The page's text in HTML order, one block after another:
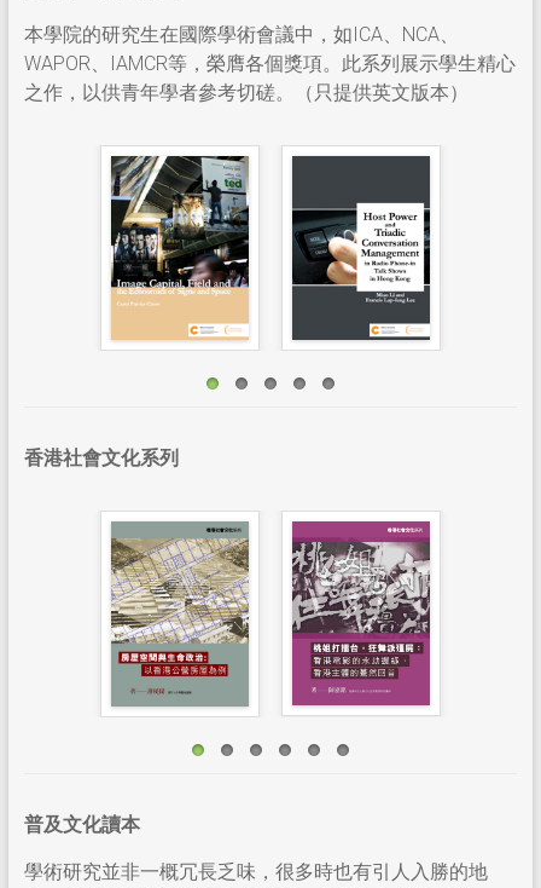
本學院的研究生在國際學術會議中，如ICA、NCA、
WAPOR、IAMCR等，榮膺各個獎項。此系列展示學生精心
之作，以供青年學者參考切磋。（只提供英文版本）
香港社會文化系列
普及文化讀本
學術研究並非一概冗長乏味，很多時也有引人入勝的地